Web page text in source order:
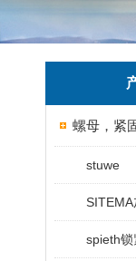
螺母，紧
stuwe
spieth锁